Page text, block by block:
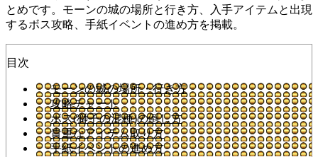
とめです。モーンの城の場所と行き方、入手アイテムと出現
するボス攻略、手紙イベントの進め方を掲載。
目次
モーンの城の場所・行き方
攻略チャート
ボス(獅子の混種)の倒し方
貴重なアイテム取り方
手紙イベントの進め方